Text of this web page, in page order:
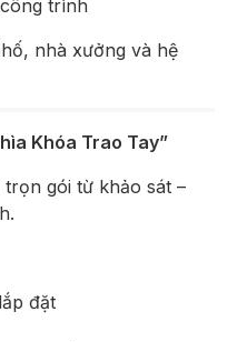
trình
nhà xưởng và hệ
Khóa Trao Tay”
gói từ khảo sát –
đặt